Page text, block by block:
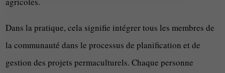
Dans la pratique, cela signifie intégrer tous les membres de
la communauté dans le processus de planification et de
gestion des projets permaculturels. Chaque personne